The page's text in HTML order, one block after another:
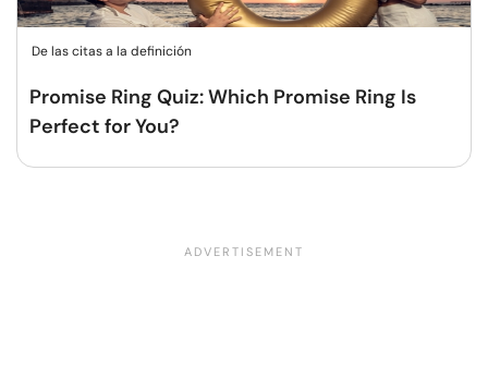
De las citas a la definición
Promise Ring Quiz: Which Promise Ring Is
Perfect for You?